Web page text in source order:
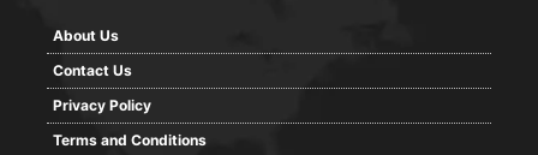
About Us
Contact Us
Privacy Policy
Terms and Conditions